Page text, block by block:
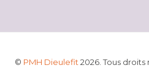
© PMH Dieulefit 2026. Tous droits